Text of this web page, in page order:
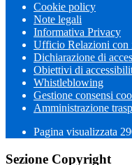
Cookie policy
Note legali
Informativa Privacy
Ufficio Relazioni con
Dichiarazione di
Obiettivi di
Whistleblowing
Gestione consensi
Amministrazione
Pagina visualizzata
Sezione Copyright